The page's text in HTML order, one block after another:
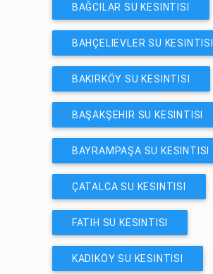
BAĞCILAR SU KESINTISI
BAHÇELIEVLER SU KESINTISI
BAKIRKÖY SU KESINTISI
BAŞAKŞEHIR SU KESINTISI
BAYRAMPAŞA SU KESINTISI
ÇATALCA SU KESINTISI
FATIH SU KESINTISI
KADIKÖY SU KESINTISI